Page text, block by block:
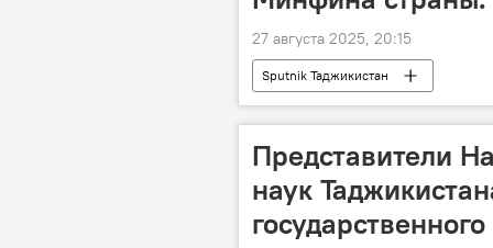
27 августа 2025, 20:15
Sputnik Таджикистан
Представители
наук